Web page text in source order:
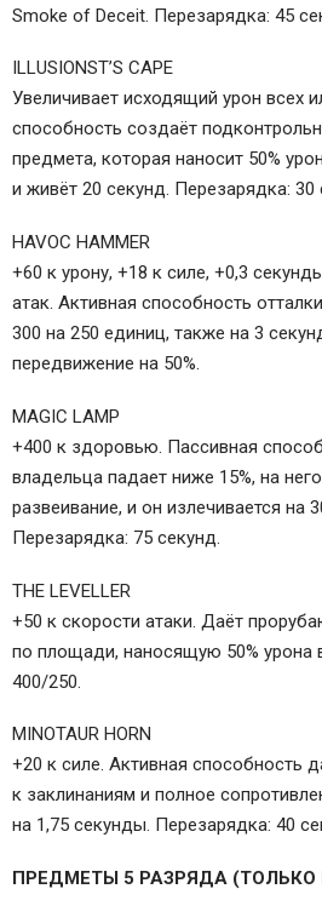
Smoke of Deceit. Перезарядка: 45
ILLUSIONST’S CAPE
Увеличивает исходящий урон всех
способность создаёт
предмета, которая наносит 50%
и живёт 20 секунд. Перезарядка: 30
HAVOC HAMMER
+60 к урону, +18 к силе, +0,3
атак. Активная способность
300 на 250 единиц, также на 3
передвижение на 50%.
MAGIC LAMP
+400 к здоровью. Пассивная
владельца падает ниже 15%, на
развеивание, и он излечивается на
Перезарядка: 75 секунд.
THE LEVELLER
+50 к скорости атаки. Даёт
по площади, наносящую 50% урона
400/250.
MINOTAUR HORN
+20 к силе. Активная способность
к заклинаниям и полное
на 1,75 секунды. Перезарядка: 40
ПРЕДМЕТЫ 5 РАЗРЯДА (ТОЛЬКО